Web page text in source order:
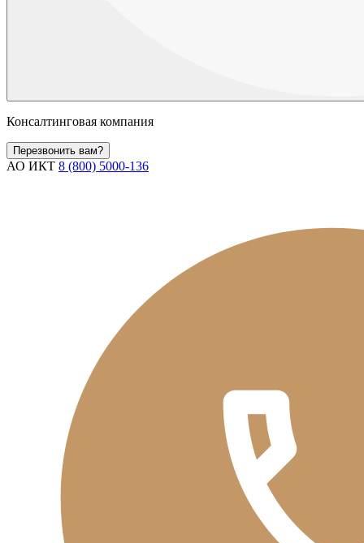
Консалтинговая компания
Перезвонить вам?
АО ИКТ 8 (800) 5000-136